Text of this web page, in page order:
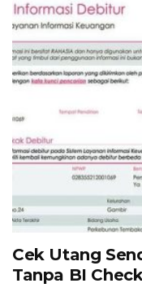
Cek Utang
Tanpa BI